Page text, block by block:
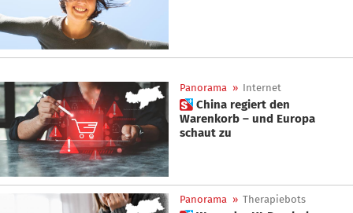
Panorama » Internet
 China regiert den
Warenkorb – und Europa
schaut zu
Panorama » Therapiebots